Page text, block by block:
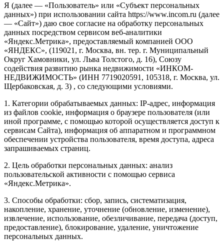
Я (далее — «Пользователь» или «Субъект персональных
данных») при использовании сайта https://www.incom.ru (далее
— «Сайт») даю свое согласие на обработку персональных
данных посредством сервисом веб-аналитики
«Яндекс.Метрика», предоставляемый компанией ООО
«ЯНДЕКС», (119021, г. Москва, вн. тер. г. Муниципальный
Округ Хамовники, ул. Льва Толстого, д. 16), Союзу
содействия развитию рынка недвижимости «ИНКОМ-
НЕДВИЖИМОСТЬ» (ИНН 7719020591, 105318, г. Москва, ул.
Щербаковская, д. 3) , со следующими условиями.
1. Категории обрабатываемых данных: IP-адрес, информация
из файлов cookie, информация о браузере пользователя (или
иной программе, с помощью которой осуществляется доступ к
сервисам Сайта), информация об аппаратном и программном
обеспечении устройства пользователя, время доступа, адреса
запрашиваемых страниц.
2. Цель обработки персональных данных: анализ
пользовательской активности с помощью сервиса
«Яндекс.Метрика».
3. Способы обработки: сбор, запись, систематизация,
накопление, хранение, уточнение (обновление, изменение),
извлечение, использование, обезличивание, передача (доступ,
предоставление), блокирование, удаление, уничтожение
персональных данных.